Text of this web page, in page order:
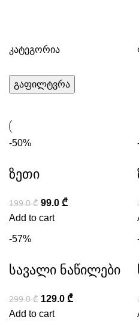
კატეგორია
გაფილტვრა
-50%
ზეთი
199.0₾ 99.0 ₾
Add to cart
-57%
სავალი ნაწილები
299.0₾ 129.0 ₾
Add to cart